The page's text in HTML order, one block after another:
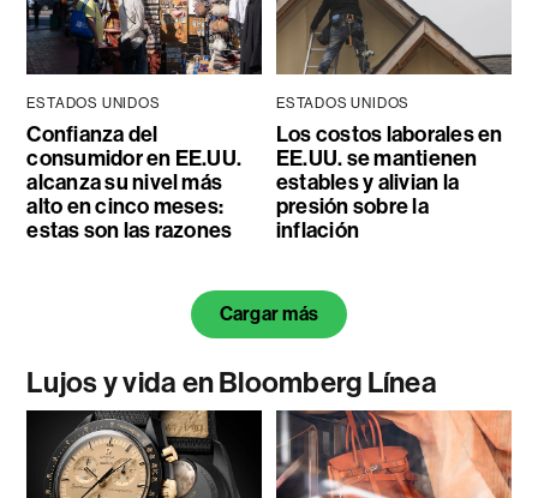
ESTADOS UNIDOS
Confianza del
consumidor en EE.UU.
alcanza su nivel más
alto en cinco meses:
estas son las razones
ESTADOS UNIDOS
Los costos laborales en
EE.UU. se mantienen
estables y alivian la
presión sobre la
inflación
Cargar más
Lujos y vida en Bloomberg Línea